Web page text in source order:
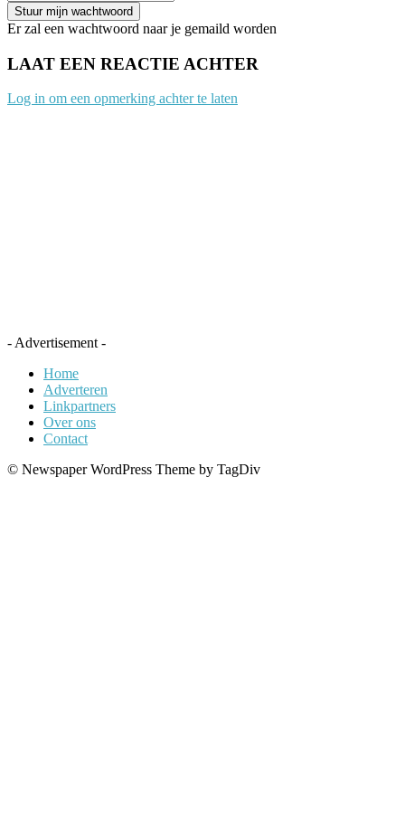
Er zal een wachtwoord naar je gemaild worden
LAAT EEN REACTIE ACHTER
Log in om een opmerking achter te laten
- Advertisement -
Home
Adverteren
Linkpartners
Over ons
Contact
© Newspaper WordPress Theme by TagDiv